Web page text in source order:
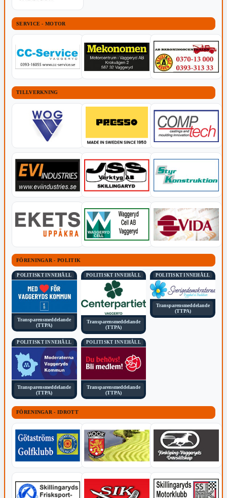
SERVICE - MOTOR
TILLVERKNING
FÖRENINGAR - POLITIK
POLITISKT INNEHÅLL
Transparensmeddelande
(TTPA)
POLITISKT INNEHÅLL
Transparensmeddelande
(TTPA)
POLITISKT INNEHÅLL
Transparensmeddelande
(TTPA)
POLITISKT INNEHÅLL
Transparensmeddelande
(TTPA)
POLITISKT INNEHÅLL
Transparensmeddelande
(TTPA)
FÖRENINGAR - IDROTT